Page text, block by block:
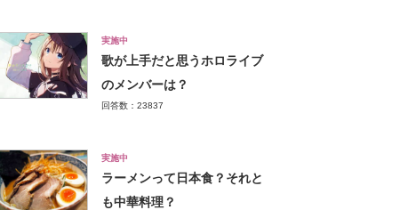
実施中
歌が上手だと思うホロライブ
のメンバーは？
回答数：23837
実施中
ラーメンって日本食？それと
も中華料理？